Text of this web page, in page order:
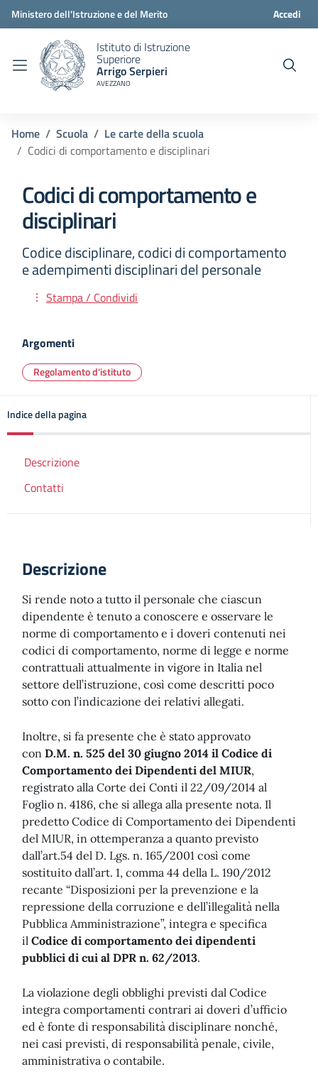
Ministero dell'Istruzione e del Merito Accedi
Istituto di Istruzione
Superiore
Arrigo Serpieri
AVEZZANO
Home Scuola
Le carte della scuola
Codici di comportamento e disciplinari
Codici di comportamento e
disciplinari
Codice disciplinare, codici di comportamento
e adempimenti disciplinari del personale
Stampa / Condividi
Argomenti
Regolamento d'istituto
Indice della pagina
Descrizione
Contatti
Descrizione
Si rende noto a tutto il personale che ciascun
dipendente è tenuto a conoscere e osservare le
norme di comportamento e i doveri contenuti nei
codici di comportamento, norme di legge e norme
contrattuali attualmente in vigore in Italia nel
settore dell’istruzione, così come descritti poco
sotto con l’indicazione dei relativi allegati.
Inoltre, si fa presente che è stato approvato
con D.M. n. 525 del 30 giugno 2014 il Codice di
Comportamento dei Dipendenti del MIUR,
registrato alla Corte dei Conti il 22/09/2014 al
Foglio n. 4186, che si allega alla presente nota. Il
predetto Codice di Comportamento dei Dipendenti
del MIUR, in ottemperanza a quanto previsto
dall’art.54 del D. Lgs. n. 165/2001 così come
sostituito dall’art. 1, comma 44 della L. 190/2012
recante “Disposizioni per la prevenzione e la
repressione della corruzione e dell’illegalità nella
Pubblica Amministrazione”, integra e specifica
il Codice di comportamento dei dipendenti
pubblici di cui al DPR n. 62/2013.
La violazione degli obblighi previsti dal Codice
integra comportamenti contrari ai doveri d’ufficio
ed è fonte di responsabilità disciplinare nonché,
nei casi previsti, di responsabilità penale, civile,
amministrativa o contabile.